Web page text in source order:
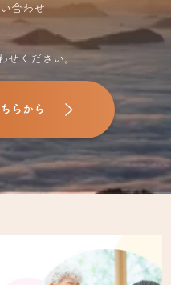
合わせ
せください。
らから